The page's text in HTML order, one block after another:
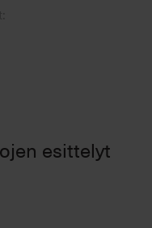
esittelyt